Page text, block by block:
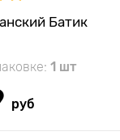
Батик
1 шт
руб